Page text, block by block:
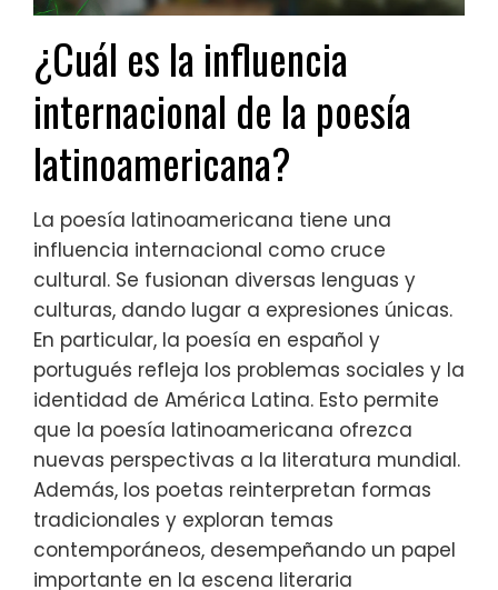
¿Cuál es la influencia
internacional de la poesía
latinoamericana?
La poesía latinoamericana tiene una
influencia internacional como cruce
cultural. Se fusionan diversas lenguas y
culturas, dando lugar a expresiones únicas.
En particular, la poesía en español y
portugués refleja los problemas sociales y la
identidad de América Latina. Esto permite
que la poesía latinoamericana ofrezca
nuevas perspectivas a la literatura mundial.
Además, los poetas reinterpretan formas
tradicionales y exploran temas
contemporáneos, desempeñando un papel
importante en la escena literaria